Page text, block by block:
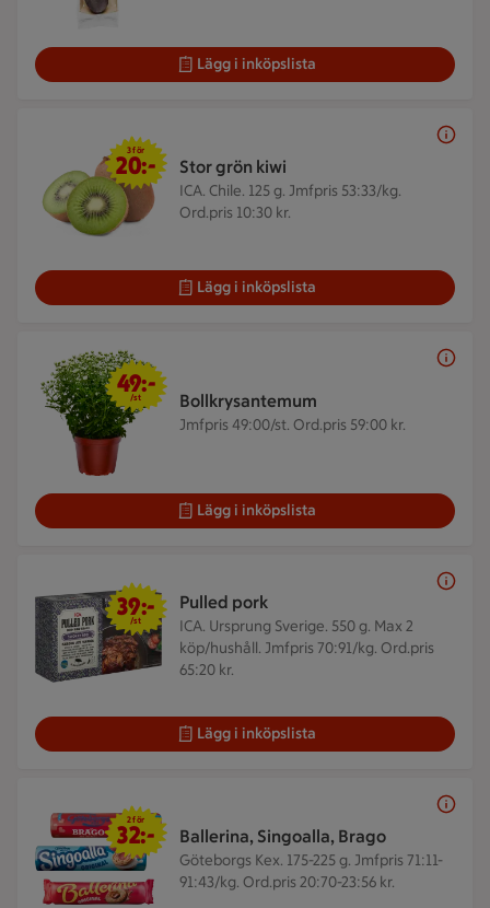
Lägg i inköpslista
Stor grön kiwi
ICA. Chile. 125 g. Jmfpris 53:33/kg.
Ord.pris 10:30 kr.
3 för 20 kr
3 för
20:-
Lägg i inköpslista
Bollkrysantemum
Jmfpris 49:00/st. Ord.pris 59:00 kr.
49 kr/st
49:-
/st
Lägg i inköpslista
Pulled pork
ICA. Ursprung Sverige. 550 g. Max 2
köp/hushåll. Jmfpris 70:91/kg. Ord.pris
65:20 kr.
39 kr/st
39:-
/st
Lägg i inköpslista
Ballerina, Singoalla, Brago
Göteborgs Kex. 175-225 g. Jmfpris 71:11-
91:43/kg. Ord.pris 20:70-23:56 kr.
2 för 32 kr
2 för
32:-